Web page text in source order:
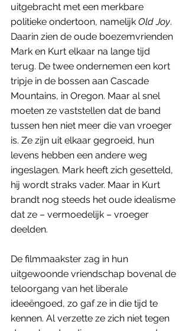
uitgebracht met een merkbare
politieke ondertoon, namelijk Old Joy.
Daarin zien de oude boezemvrienden
Mark en Kurt elkaar na lange tijd
terug. De twee ondernemen een kort
tripje in de bossen aan Cascade
Mountains, in Oregon. Maar al snel
moeten ze vaststellen dat de band
tussen hen niet meer die van vroeger
is. Ze zijn uit elkaar gegroeid, hun
levens hebben een andere weg
ingeslagen. Mark heeft zich gesetteld,
hij wordt straks vader. Maar in Kurt
brandt nog steeds het oude idealisme
dat ze – vermoedelijk – vroeger
deelden.
De filmmaakster zag in hun
uitgewoonde vriendschap bovenal de
teloorgang van het liberale
ideeëngoed, zo gaf ze in die tijd te
kennen. Al verzette ze zich niet tegen